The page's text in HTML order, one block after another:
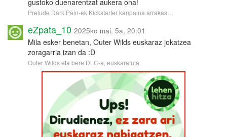
gustoko duenarentzat aukera ona!
Prelude Dark Pain-ek Kickstarter kanpaina arrakas…
eZpata_10 2025ko mai. 5a, 20:01
Mila esker benetan, Outer Wilds euskaraz jokatzea
zoragarria izan da :D
Outer Wilds eta bere DLC-a, euskaratuta